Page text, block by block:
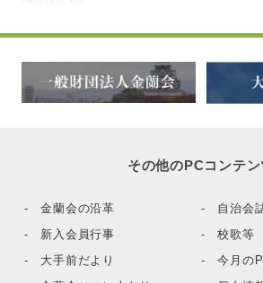
その他のPCコンテン
- 金蘭会の沿革
- 新入会員行事
- 大手前だより
- 自治会誌
- 校歌等
- 今月の